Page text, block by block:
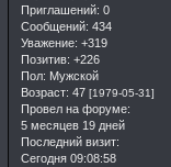
Приглашений: 0
Сообщений: 434
Уважение: +319
Позитив: +226
Пол: Мужской
Возраст: 47 [1979-05-31]
Провел на форуме:
5 месяцев 19 дней
Последний визит:
Сегодня 09:08:58